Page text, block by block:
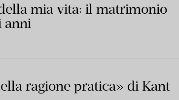
mia vita: il matrimonio
anni
ragione pratica» di Kant